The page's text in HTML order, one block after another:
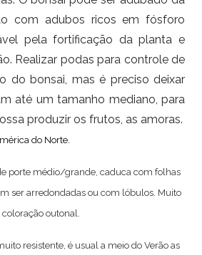
com adubos ricos em fósforo
pela fortificação da planta e
Realizar podas para controle de
do bonsai, mas é preciso deixar
até um tamanho mediano, para
produzir os frutos, as amoras.
do Norte.
porte médio/grande, caduca com folhas
ser arredondadas ou com lóbulos. Muito
outonal.
resistente, é usual a meio do Verão as